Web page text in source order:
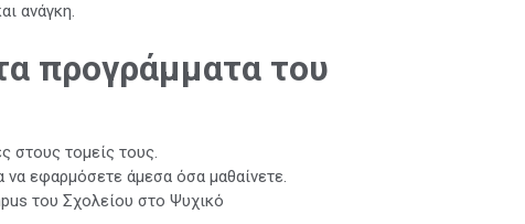
ανάγκη.
προγράμματα του
στους τομείς τους.
να εφαρμόσετε άμεσα όσα μαθαίνετε.
του Σχολείου στο Ψυχικό